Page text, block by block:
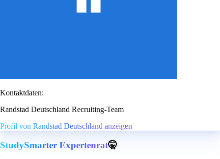
Kontaktdaten:
Randstad Deutschland Recruiting-Team
Profil von Randstad Deutschland anzeigen
StudySmarter Expertenrat🤫